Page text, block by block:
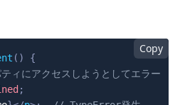
Copy
( )
{
にアクセスしようとしてエラー
;